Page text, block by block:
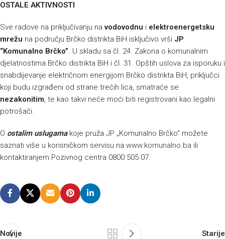
OSTALE AKTIVNOSTI
Sve radove na priključivanju navodovodnu i elektroenergetsku
mrežu na području Brčko distrikta BiH isključivo vrši JP
“Komunalno Brčko”. U skladu sa čl. 24. Zakona o komunalnim
djelatnostima Brčko distrikta BiH i čl. 31. Opštih uslova za isporuku i
snabdijevanje električnom energijom Brčko distrikta BiH, priključci
koji budu izgrađeni od strane trećih lica, smatraće se
nezakonitim, te kao takvi neće moći biti registrovani kao legalni
potrošači.
O ostalim uslugamakoje pruža JP „Komunalno Brčko“ možete
saznati više u korisničkom servisu na www.komunalno.ba ili
kontaktiranjem Pozivnog centra 0800 505 07.
Novije Starije